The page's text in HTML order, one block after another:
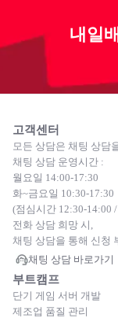
내일
고객센터
모든 상담은 채팅 상담
채팅 상담 운영시간 :
월요일 14:00-17:30
화~금요일 10:30-17:30
(점심시간 12:30-14:00
전화 상담 희망 시,
채팅 상담을 통해 신청
채팅 상담 바로가기
부트캠프
단기 게임 서버 개발
제조업 품질 관리